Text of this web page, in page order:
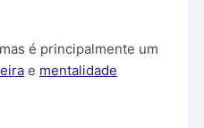
é principalmente um
e mentalidade